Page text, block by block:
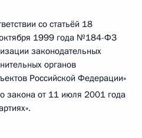
со статьёй 18
1999 года №184-ФЗ
законодательных
органов
Российской Федерации»
закона от 11 июля 2001 года